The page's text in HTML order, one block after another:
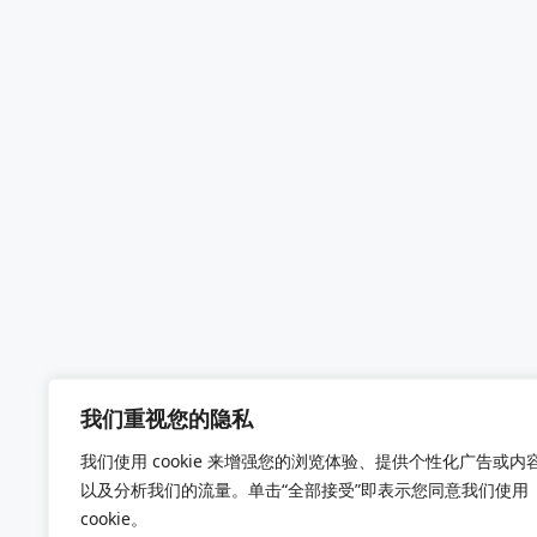
我们重视您的隐私
我们使用 cookie 来增强您的浏览体验、提供个性化广告或内
以及分析我们的流量。单击“全部接受”即表示您同意我们使用
cookie。